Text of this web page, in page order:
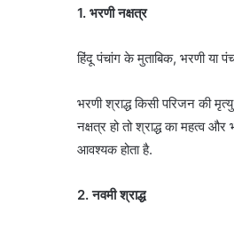
1. भरणी नक्षत्र
हिंदू पंचांग के मुताबिक, भरणी या
भरणी श्राद्ध किसी परिजन की
नक्षत्र हो तो श्राद्ध का महत्व
आवश्यक होता है.
2. नवमी श्राद्ध